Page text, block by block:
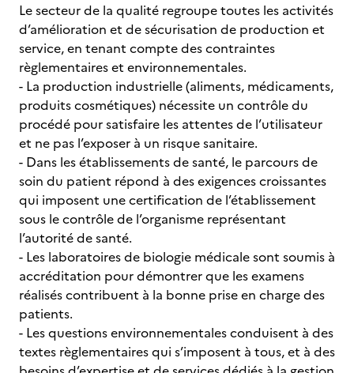
Le secteur de la qualité regroupe toutes les activités
d’amélioration et de sécurisation de production et
service, en tenant compte des contraintes
règlementaires et environnementales.
- La production industrielle (aliments, médicaments,
produits cosmétiques) nécessite un contrôle du
procédé pour satisfaire les attentes de l’utilisateur
et ne pas l’exposer à un risque sanitaire.
- Dans les établissements de santé, le parcours de
soin du patient répond à des exigences croissantes
qui imposent une certification de l’établissement
sous le contrôle de l’organisme représentant
l’autorité de santé.
- Les laboratoires de biologie médicale sont soumis à
accréditation pour démontrer que les examens
réalisés contribuent à la bonne prise en charge des
patients.
- Les questions environnementales conduisent à des
textes règlementaires qui s’imposent à tous, et à des